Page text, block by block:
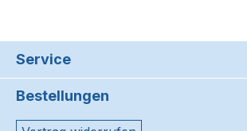
Service
Bestellungen